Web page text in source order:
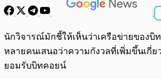
พร้อมเล่น
นักวิจารณ์มักชี้ให้เห็นว่าเครือข่ายของบิ
หลายคนเสนอว่าความกังวลที่เพิ่มขึ้นเกี่
ยอมรับบิทคอยน์